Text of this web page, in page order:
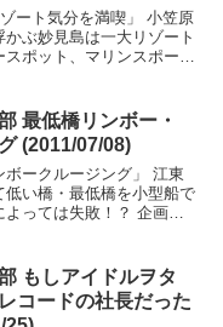
ート気分を満喫」 小笠原
ぶ妙見島は一大リゾート
ポット、マリンスポーツ
最低橋リンボー・
(2011/07/08)
ボークルージング」 江東
い橋・最低橋を小型船で
っては失敗！？ 企画変
もしアイドルヲタ
コードの社長だった